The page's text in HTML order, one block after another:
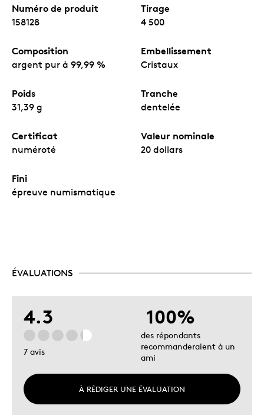
Numéro de produit
158128
Tirage
4 500
Composition
argent pur à 99,99 %
Embellissement
Cristaux
Poids
31,39 g
Tranche
dentelée
Certificat
numéroté
Valeur nominale
20 dollars
Fini
épreuve numismatique
ÉVALUATIONS
4.3
7 avis
À RÉDIGER UNE ÉVALUATION
100%
des répondants
recommanderaient à un
ami